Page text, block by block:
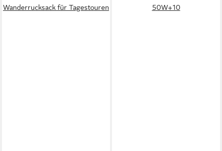
Wanderrucksack für Tagestouren
50W+10